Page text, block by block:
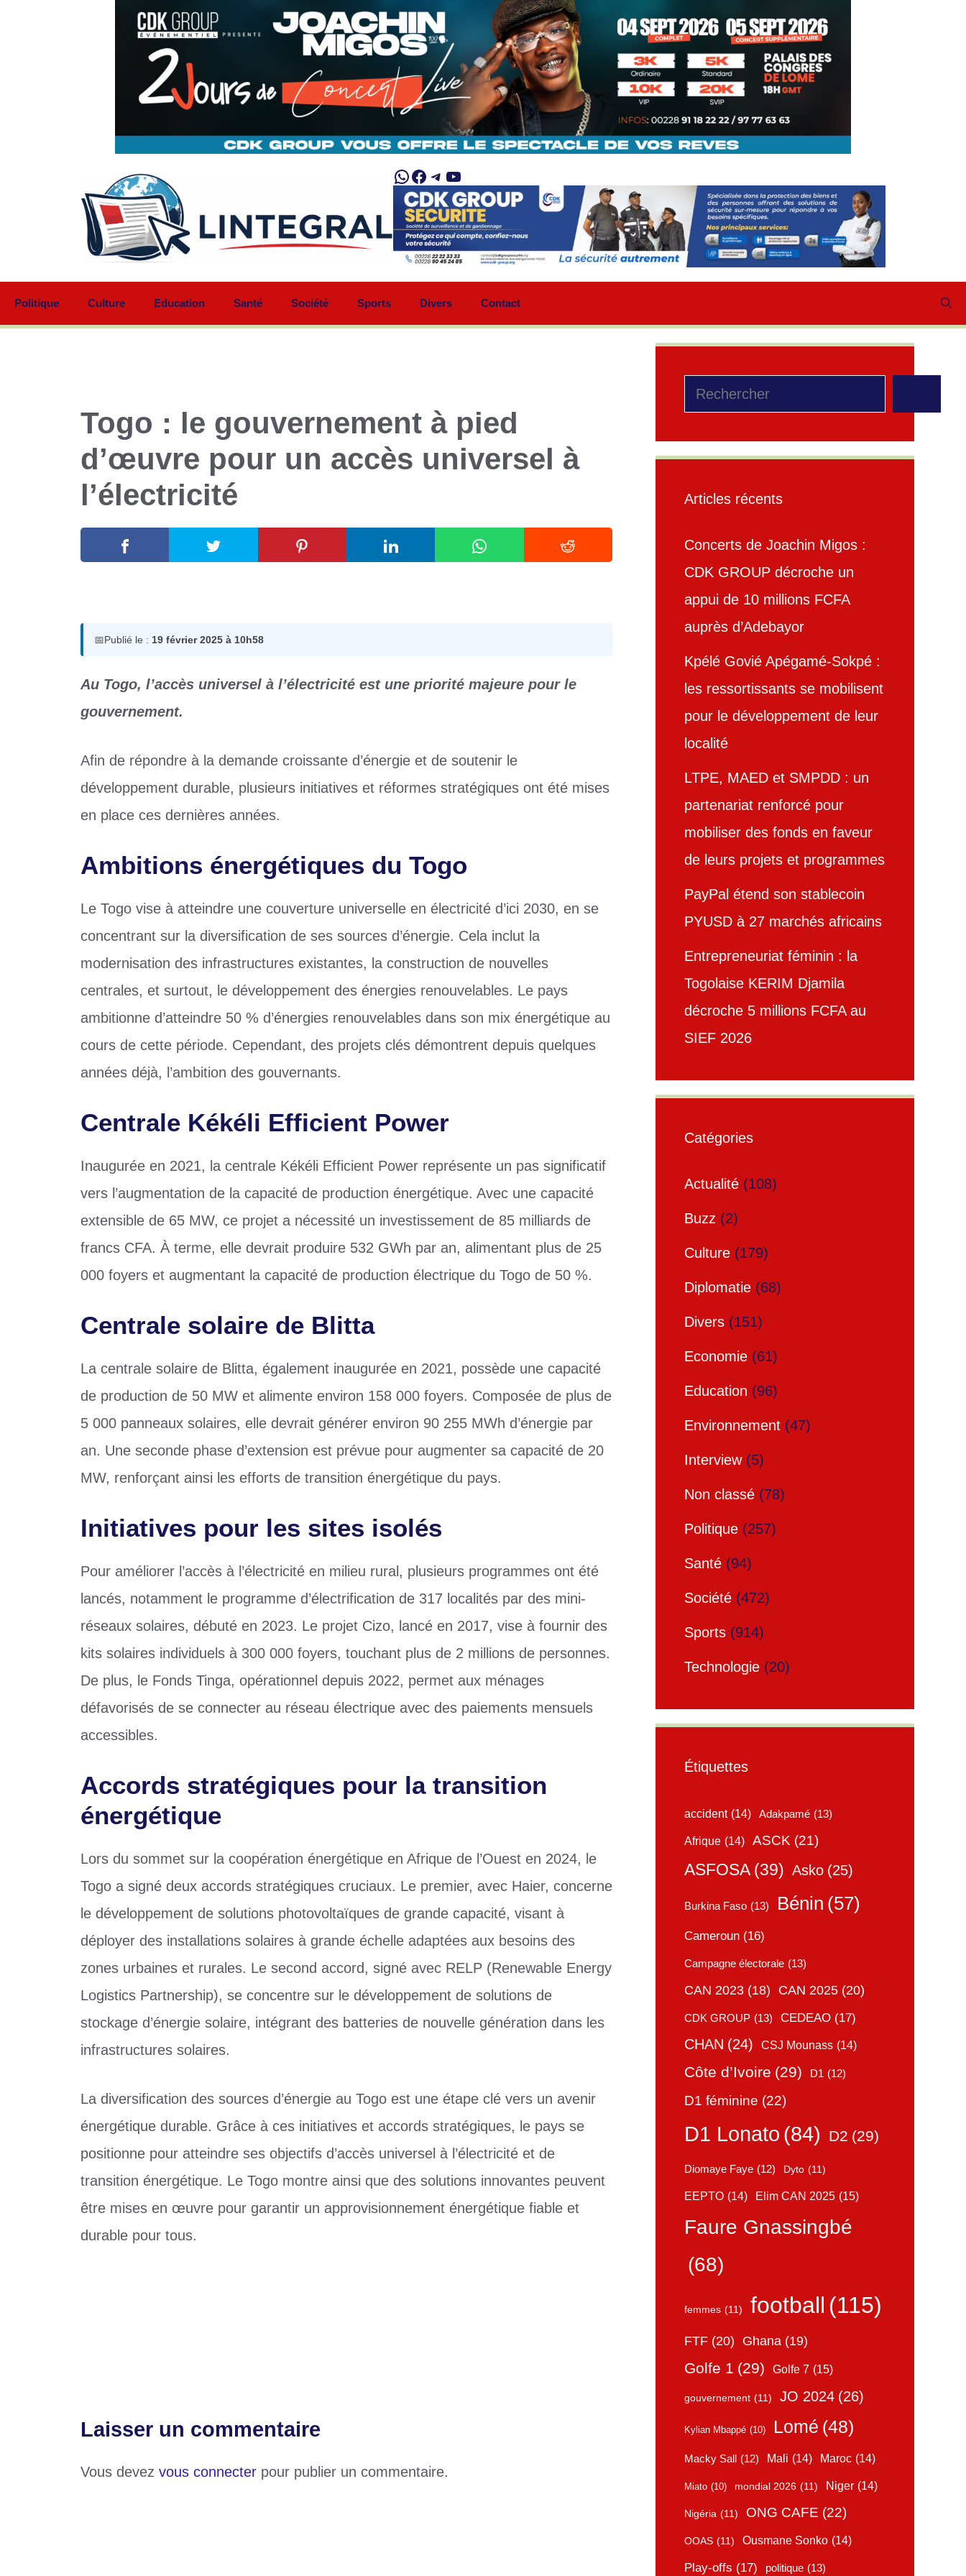
WhatsApp
Facebook
Telegram
YouTube
Politique Culture Education Santé Société Sports Divers Contact
Togo : le gouvernement à pied
d’œuvre pour un accès universel à
l’électricité
📅Publié le : 19 février 2025 à 10h58
Au Togo, l’accès universel à l’électricité est une priorité majeure pour le
gouvernement.
Afin de répondre à la demande croissante d’énergie et de soutenir le
développement durable, plusieurs initiatives et réformes stratégiques ont été mises
en place ces dernières années.
Ambitions énergétiques du Togo
Le Togo vise à atteindre une couverture universelle en électricité d’ici 2030, en se
concentrant sur la diversification de ses sources d’énergie. Cela inclut la
modernisation des infrastructures existantes, la construction de nouvelles
centrales, et surtout, le développement des énergies renouvelables. Le pays
ambitionne d’atteindre 50 % d’énergies renouvelables dans son mix énergétique au
cours de cette période. Cependant, des projets clés démontrent depuis quelques
années déjà, l’ambition des gouvernants.
Centrale Kékéli Efficient Power
Inaugurée en 2021, la centrale Kékéli Efficient Power représente un pas significatif
vers l’augmentation de la capacité de production énergétique. Avec une capacité
extensible de 65 MW, ce projet a nécessité un investissement de 85 milliards de
francs CFA. À terme, elle devrait produire 532 GWh par an, alimentant plus de 25
000 foyers et augmentant la capacité de production électrique du Togo de 50 %.
Centrale solaire de Blitta
La centrale solaire de Blitta, également inaugurée en 2021, possède une capacité
de production de 50 MW et alimente environ 158 000 foyers. Composée de plus de
5 000 panneaux solaires, elle devrait générer environ 90 255 MWh d’énergie par
an. Une seconde phase d’extension est prévue pour augmenter sa capacité de 20
MW, renforçant ainsi les efforts de transition énergétique du pays.
Initiatives pour les sites isolés
Pour améliorer l’accès à l’électricité en milieu rural, plusieurs programmes ont été
lancés, notamment le programme d’électrification de 317 localités par des mini-
réseaux solaires, débuté en 2023. Le projet Cizo, lancé en 2017, vise à fournir des
kits solaires individuels à 300 000 foyers, touchant plus de 2 millions de personnes.
De plus, le Fonds Tinga, opérationnel depuis 2022, permet aux ménages
défavorisés de se connecter au réseau électrique avec des paiements mensuels
accessibles.
Accords stratégiques pour la transition
énergétique
Lors du sommet sur la coopération énergétique en Afrique de l’Ouest en 2024, le
Togo a signé deux accords stratégiques cruciaux. Le premier, avec Haier, concerne
le développement de solutions photovoltaïques de grande capacité, visant à
déployer des installations solaires à grande échelle adaptées aux besoins des
zones urbaines et rurales. Le second accord, signé avec RELP (Renewable Energy
Logistics Partnership), se concentre sur le développement de solutions de
stockage d’énergie solaire, intégrant des batteries de nouvelle génération dans les
infrastructures solaires.
La diversification des sources d’énergie au Togo est une étape clé vers un avenir
énergétique durable. Grâce à ces initiatives et accords stratégiques, le pays se
positionne pour atteindre ses objectifs d’accès universel à l’électricité et de
transition énergétique. Le Togo montre ainsi que des solutions innovantes peuvent
être mises en œuvre pour garantir un approvisionnement énergétique fiable et
durable pour tous.
Laisser un commentaire
Vous devez vous connecter pour publier un commentaire.
Rechercher
Articles récents
Concerts de Joachin Migos :
CDK GROUP décroche un
appui de 10 millions FCFA
auprès d’Adebayor
Kpélé Govié Apégamé-Sokpé :
les ressortissants se mobilisent
pour le développement de leur
localité
LTPE, MAED et SMPDD : un
partenariat renforcé pour
mobiliser des fonds en faveur
de leurs projets et programmes
PayPal étend son stablecoin
PYUSD à 27 marchés africains
Entrepreneuriat féminin : la
Togolaise KERIM Djamila
décroche 5 millions FCFA au
SIEF 2026
Catégories
Actualité (108)
Buzz (2)
Culture (179)
Diplomatie (68)
Divers (151)
Economie (61)
Education (96)
Environnement (47)
Interview(5)
Non classé (78)
Politique (257)
Santé (94)
Société (472)
Sports (914)
Technologie (20)
Étiquettes
accident (14) Adakpamé (13)
Afrique (14) ASCK (21)
ASFOSA (39) Asko (25)
Burkina Faso (13) Bénin (57)
Cameroun (16)
Campagne électorale (13)
CAN 2023 (18) CAN 2025 (20)
CDK GROUP (13) CEDEAO (17)
CHAN (24) CSJ Mounass (14)
Côte d’Ivoire (29) D1 (12)
D1 féminine (22)
D1 Lonato (84) D2 (29)
Diomaye Faye (12) Dyto (11)
EEPTO (14) Elim CAN 2025 (15)
Faure Gnassingbé
(68)
femmes (11) football (115)
FTF (20) Ghana (19)
Golfe 1 (29) Golfe 7 (15)
gouvernement (11) JO 2024 (26)
Kylian Mbappé (10) Lomé (48)
Macky Sall (12) Mali (14) Maroc (14)
Miato (10) mondial 2026 (11) Niger (14)
Nigéria (11) ONG CAFE (22)
OOAS (11) Ousmane Sonko (14)
Play-offs (17) politique (13)